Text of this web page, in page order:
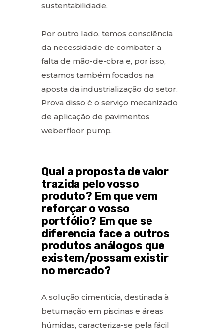
sustentabilidade.
Por outro lado, temos consciência
da necessidade de combater a
falta de mão-de-obra e, por isso,
estamos também focados na
aposta da industrialização do setor.
Prova disso é o serviço mecanizado
de aplicação de pavimentos
weberfloor pump.
Qual a proposta de valor
trazida pelo vosso
produto? Em que vem
reforçar o vosso
portfólio? Em que se
diferencia face a outros
produtos análogos que
existem/possam existir
no mercado?
A solução cimentícia, destinada à
betumação em piscinas e áreas
húmidas, caracteriza-se pela fácil